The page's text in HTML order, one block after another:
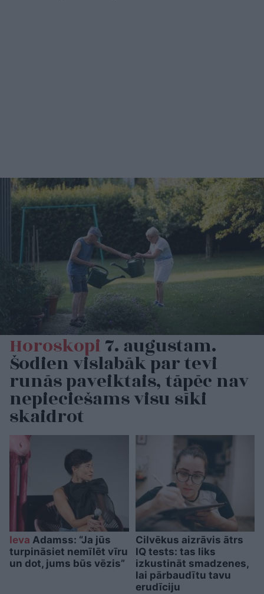
Horoskopi7. augustam.
Šodien vislabāk par tevi
runās paveiktais, tāpēc nav
nepieciešams visu sīki
skaidrot
Ieva Adamss: “Ja jūs
turpināsiet nemīlēt vīru
un dot, jums būs vēzis”
Cilvēkus aizrāvis ātrs
IQ tests: tas liks
izkustināt smadzenes,
lai pārbaudītu tavu
erudīciju